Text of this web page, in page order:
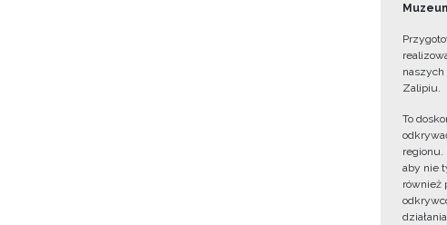
naszych
Zalipiu.
To
regionu.
aby nie
również